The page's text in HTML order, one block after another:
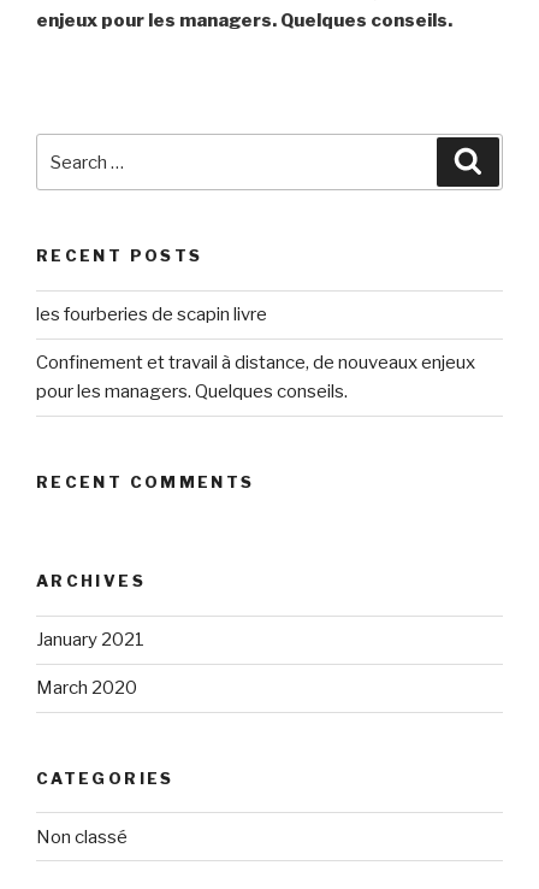
enjeux pour les managers. Quelques conseils.
for:
RECENT POSTS
les fourberies de scapin livre
Confinement et travail à distance, de nouveaux enjeux
pour les managers. Quelques conseils.
RECENT COMMENTS
ARCHIVES
January 2021
March 2020
CATEGORIES
Non classé